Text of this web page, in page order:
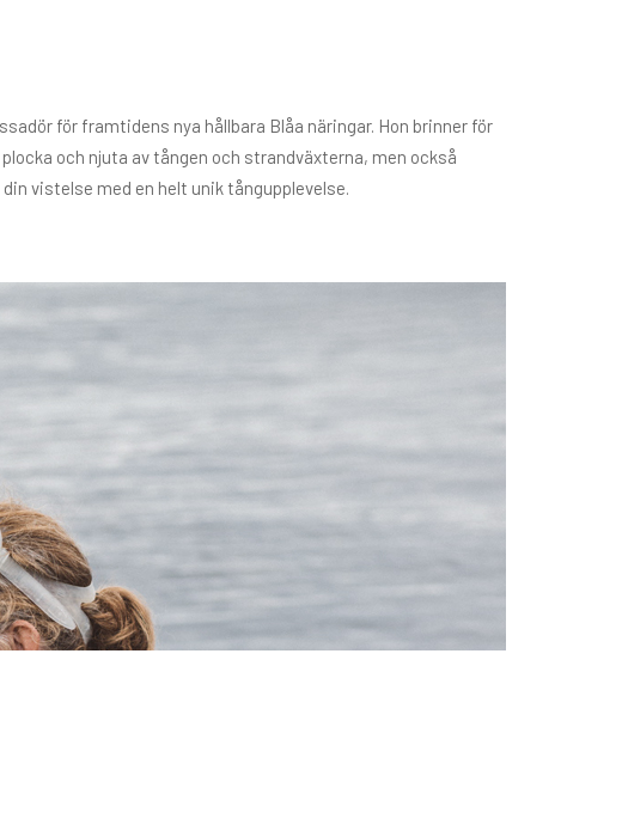
för framtidens nya hållbara Blåa näringar. Hon brinner för
och njuta av tången och strandväxterna, men också
vistelse med en helt unik tångupplevelse.